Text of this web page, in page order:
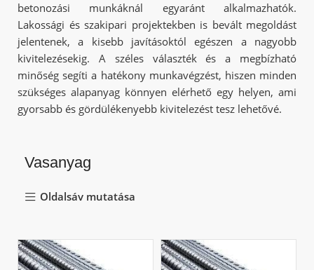
betonozási munkáknál egyaránt alkalmazhatók.
Lakossági és szakipari projektekben is bevált megoldást
jelentenek, a kisebb javításoktól egészen a nagyobb
kivitelezésekig. A széles választék és a megbízható
minőség segíti a hatékony munkavégzést, hiszen minden
szükséges alapanyag könnyen elérhető egy helyen, ami
gyorsabb és gördülékenyebb kivitelezést tesz lehetővé.
Vasanyag
Oldalsáv mutatása